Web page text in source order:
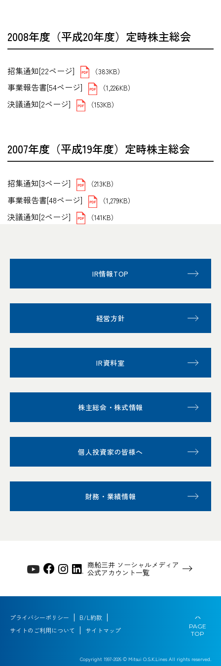
2008年度（平成20年度）定時株主総会
招集通知[22ページ] （383KB）
事業報告書[54ページ] （1,226KB）
決議通知[2ページ] （153KB）
2007年度（平成19年度）定時株主総会
招集通知[3ページ] （213KB）
事業報告書[48ページ] （1,279KB）
決議通知[2ページ] （141KB）
IR情報TOP
経営方針
IR資料室
株主総会・株式情報
個人投資家の皆様へ
財務・業績情報
商船三井 ソーシャルメディア
公式アカウント一覧
プライバシーポリシー
B/L約款
サイトのご利用について
サイトマップ
Copyright 1997-2026 © Mitsui O.S.K.Lines All rights reserved.
PAGE
TOP